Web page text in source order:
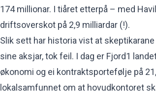
174 millionar. I tiåret etterpå – med
driftsoverskot på 2,9 milliardar (!).
Slik sett har historia vist at
sine aksjar, tok feil. I dag er Fjord1
økonomi og ei kontraktsportefølje på
lokalsamfunnet om at hovudkontoret